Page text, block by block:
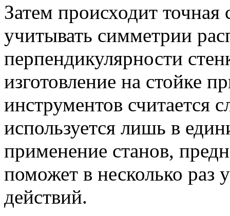
Затем происходит
учитывать симметрии
перпендикулярности
изготовление на стойке
инструментов считается
используется лишь в
применение станов,
поможет в несколько раз
действий.